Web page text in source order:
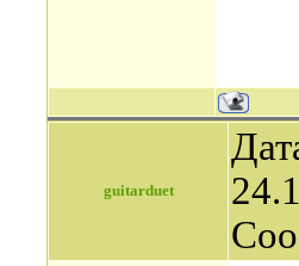
guitarduet